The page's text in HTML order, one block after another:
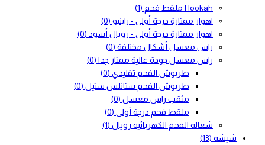
Hookah ملقط فحم
(1)
اهواز ممتازة درجة أولى - راينبو (0)
اهواز ممتازة درجة أولى - رويال أسود (0)
راس معسل أشكال مختلفة (0)
راس معسل جودة عالية ممتاز جدا (0)
طربوش الفحم تقليدي (0)
طربوش الفحم ستانلس ستيل (0)
مثقب راس معسل (0)
ملقط فحم درجة أولى (0)
شعالة الفحم الكهربائية رويال (1)
شيشة (13)